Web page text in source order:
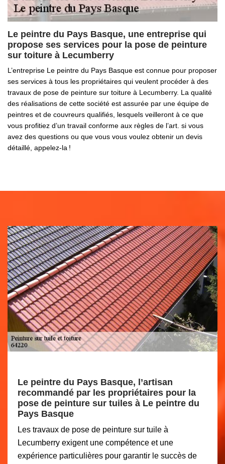
Le peintre du Pays Basque, une entreprise qui
propose ses services pour la pose de peinture
sur toiture à Lecumberry
L’entreprise Le peintre du Pays Basque est connue pour proposer
ses services à tous les propriétaires qui veulent procéder à des
travaux de pose de peinture sur toiture à Lecumberry. La qualité
des réalisations de cette société est assurée par une équipe de
peintres et de couvreurs qualifiés, lesquels veilleront à ce que
vous profitiez d’un travail conforme aux règles de l’art. si vous
avez des questions ou que vous vous voulez obtenir un devis
détaillé, appelez-la !
Le peintre du Pays Basque, l’artisan
recommandé par les propriétaires pour la
pose de peinture sur tuiles à Le peintre du
Pays Basque
Les travaux de pose de peinture sur tuile à
Lecumberry exigent une compétence et une
expérience particulières pour garantir le succès de